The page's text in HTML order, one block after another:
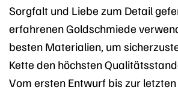
Sorgfalt und Liebe zum Detail
erfahrenen Goldschmiede
besten Materialien, um
Kette den höchsten
Vom ersten Entwurf bis zur